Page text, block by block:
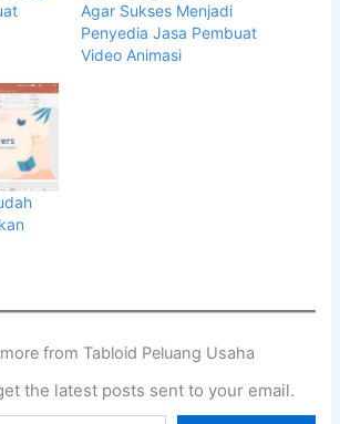
Agar Sukses Menjadi
Penyedia Jasa Pembuat
Video Animasi
from Tabloid Peluang Usaha
the latest posts sent to your email.